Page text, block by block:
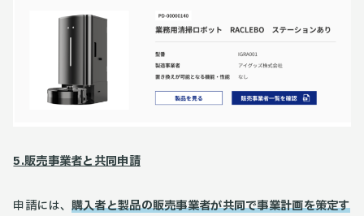
5.販売事業者と共同申請
申請には、 購入者と製品の販売事業者が共同で事業計画を策定す